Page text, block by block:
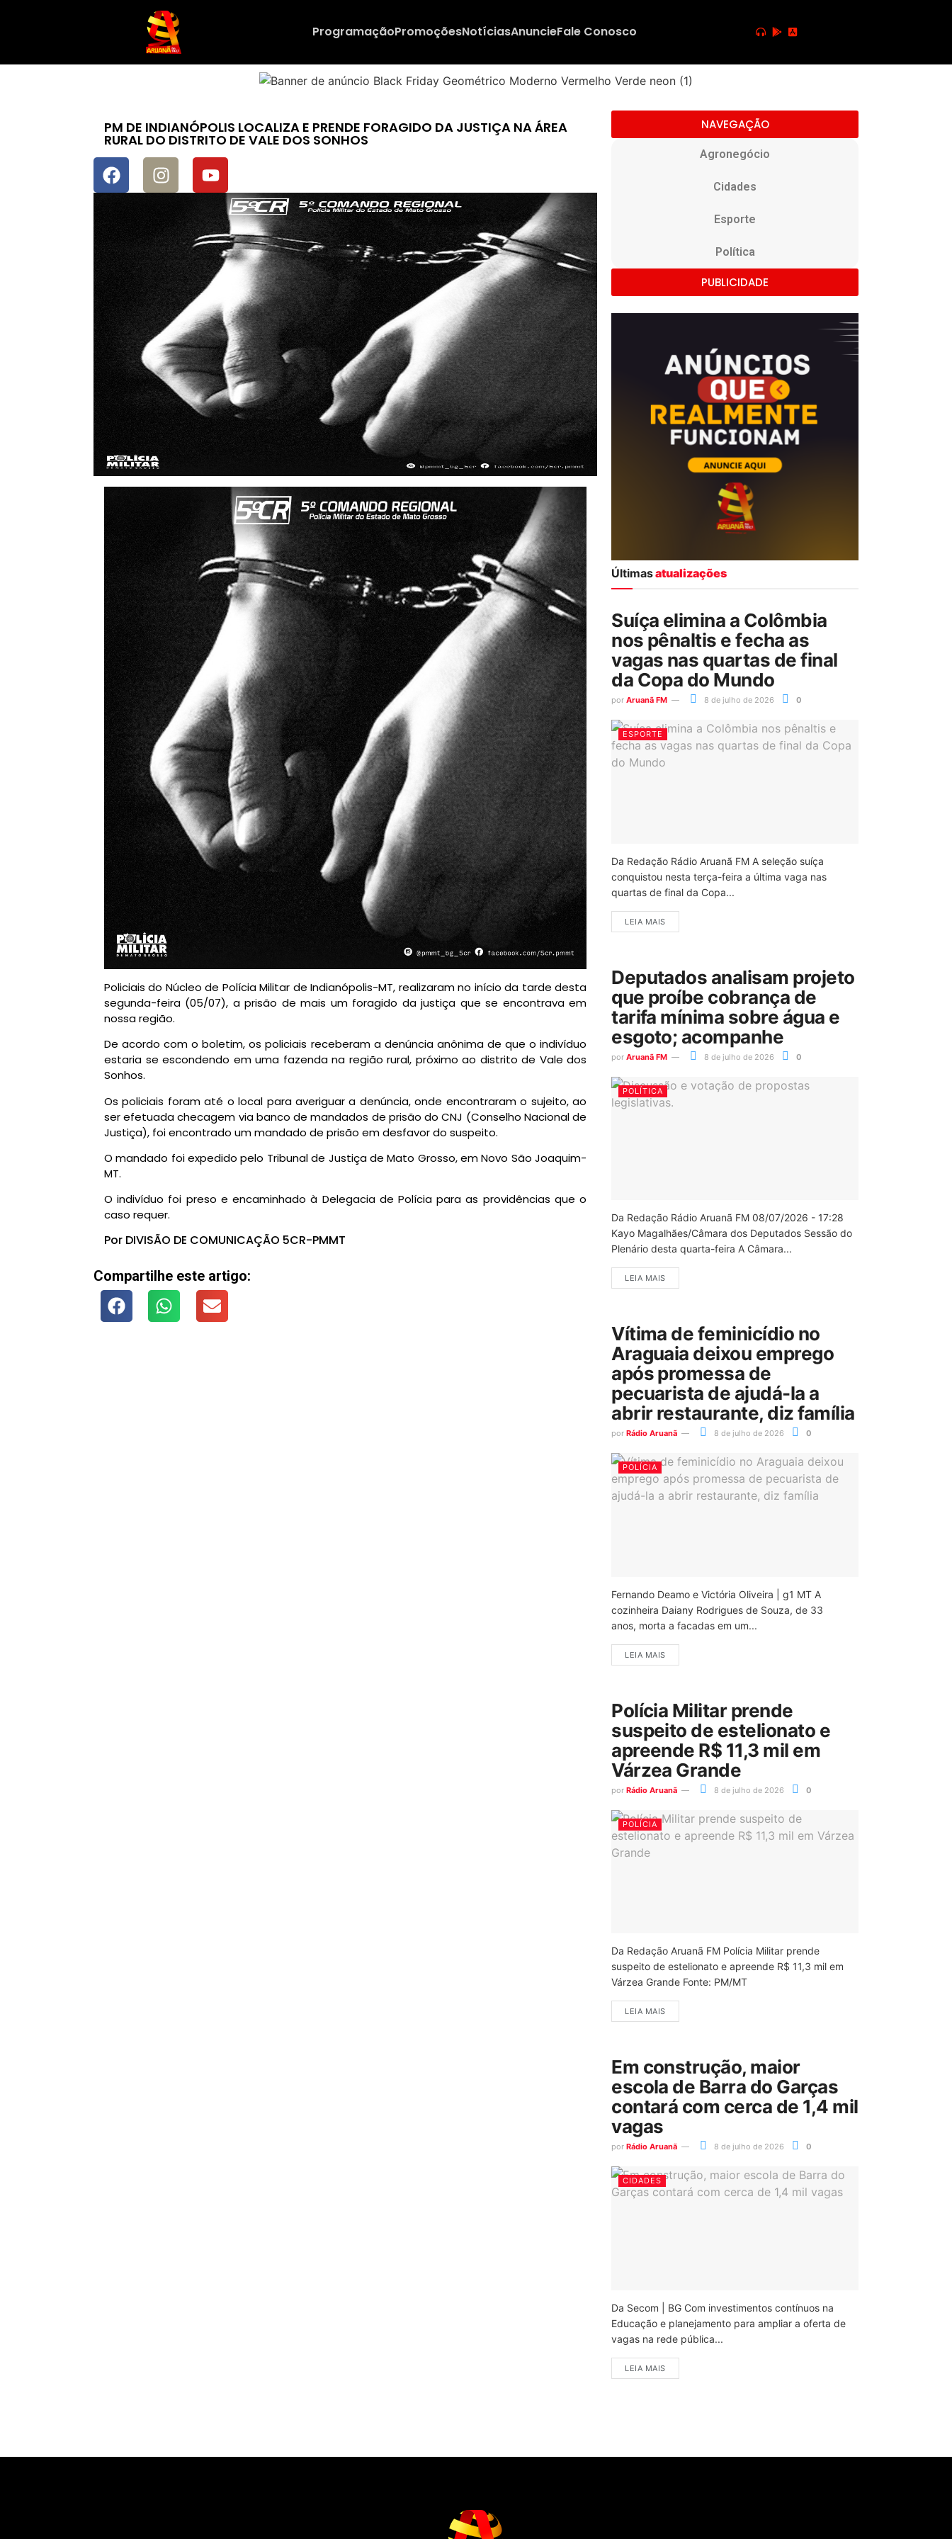
ProgramaçãoPromoçõesNotíciasAnuncieFale Conosco
PM DE INDIANÓPOLIS LOCALIZA E PRENDE FORAGIDO DA JUSTIÇA NA ÁREA
RURAL DO DISTRITO DE VALE DOS SONHOS
Policiais do Núcleo de Polícia Militar de Indianópolis-MT, realizaram no início da tarde desta
segunda-feira (05/07), a prisão de mais um foragido da justiça que se encontrava em
nossa região.
De acordo com o boletim, os policiais receberam a denúncia anônima de que o indivíduo
estaria se escondendo em uma fazenda na região rural, próximo ao distrito de Vale dos
Sonhos.
Os policiais foram até o local para averiguar a denúncia, onde encontraram o sujeito, ao
ser efetuada checagem via banco de mandados de prisão do CNJ (Conselho Nacional de
Justiça), foi encontrado um mandado de prisão em desfavor do suspeito.
O mandado foi expedido pelo Tribunal de Justiça de Mato Grosso, em Novo São Joaquim-
MT.
O indivíduo foi preso e encaminhado à Delegacia de Polícia para as providências que o
caso requer.
Por DIVISÃO DE COMUNICAÇÃO 5CR-PMMT
Compartilhe este artigo:
NAVEGAÇÃO
Agronegócio
Cidades
Esporte
Política
PUBLICIDADE
Últimasatualizações
Suíça elimina a Colômbia
nos pênaltis e fecha as
vagas nas quartas de final
da Copa do Mundo
por Aruanã FM 8 de julho de 2026 0
ESPORTE
Da Redação Rádio Aruanã FM A seleção suíça
conquistou nesta terça-feira a última vaga nas
quartas de final da Copa...
LEIA MAIS
Deputados analisam projeto
que proíbe cobrança de
tarifa mínima sobre água e
esgoto; acompanhe
por Aruanã FM 8 de julho de 2026 0
POLÍTICA
Da Redação Rádio Aruanã FM 08/07/2026 - 17:28
Kayo Magalhães/Câmara dos Deputados Sessão do
Plenário desta quarta-feira A Câmara...
LEIA MAIS
Vítima de feminicídio no
Araguaia deixou emprego
após promessa de
pecuarista de ajudá-la a
abrir restaurante, diz família
por Rádio Aruanã 8 de julho de 2026 0
POLÍCIA
Fernando Deamo e Victória Oliveira | g1 MT A
cozinheira Daiany Rodrigues de Souza, de 33
anos, morta a facadas em um...
LEIA MAIS
Polícia Militar prende
suspeito de estelionato e
apreende R$ 11,3 mil em
Várzea Grande
por Rádio Aruanã 8 de julho de 2026 0
POLÍCIA
Da Redação Aruanã FM Polícia Militar prende
suspeito de estelionato e apreende R$ 11,3 mil em
Várzea Grande Fonte: PM/MT
LEIA MAIS
Em construção, maior
escola de Barra do Garças
contará com cerca de 1,4 mil
vagas
por Rádio Aruanã 8 de julho de 2026 0
CIDADES
Da Secom | BG Com investimentos contínuos na
Educação e planejamento para ampliar a oferta de
vagas na rede pública...
LEIA MAIS